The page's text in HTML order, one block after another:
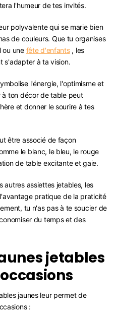
l'humeur de tes invités.
polyvalente qui se marie bien
de couleurs. Que tu organises
ou une fête d'enfants, les
s'adapter à ta vision.
l'énergie, l'optimisme et
à ton décor de table peut
et donner le sourire à tes
être associé de façon
le blanc, le bleu, le rouge
de table excitante et gaie.
autres assiettes jetables, les
pratique de la praticité
tu n'as pas à te soucier de
du temps et des
jetables
jaunes leur permet de
: